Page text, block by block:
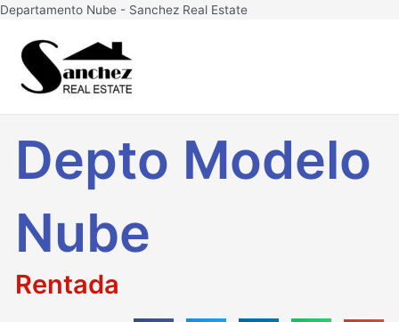
Departamento Nube - Sanchez Real EstateIr
Depto Modelo
Nube
Rentada